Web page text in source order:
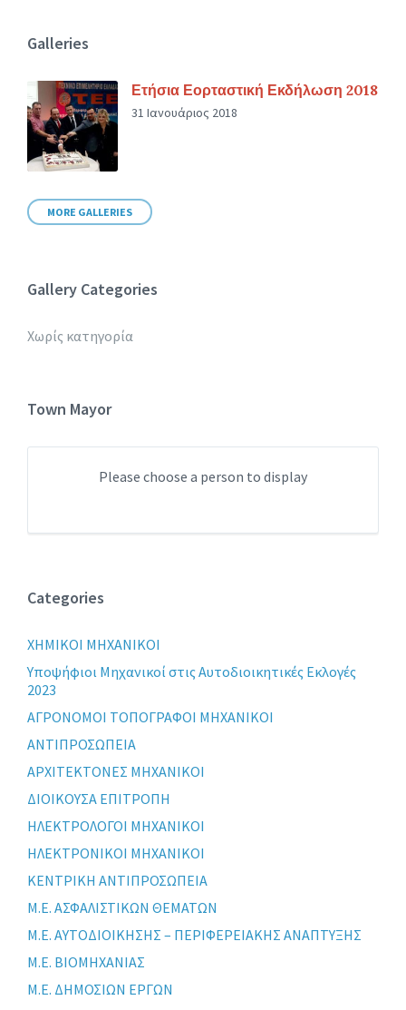
Galleries
Ετήσια Εορταστική Εκδήλωση 2018
31 Ιανουάριος 2018
MORE GALLERIES
Gallery Categories
Χωρίς κατηγορία
Town Mayor
Please choose a person to display
Categories
XHMIKOI MHXANIKOI
Yποψήφιοι Μηχανικοί στις Αυτοδιοικητικές Εκλογές
2023
ΑΓΡΟΝΟΜΟΙ ΤΟΠΟΓΡΑΦΟΙ ΜΗΧΑΝΙΚΟΙ
ΑΝΤΙΠΡΟΣΩΠΕΙΑ
ΑΡΧΙΤΕΚΤΟΝΕΣ ΜΗΧΑΝΙΚΟΙ
ΔΙΟΙΚΟΥΣΑ ΕΠΙΤΡΟΠΗ
ΗΛΕΚΤΡΟΛΟΓΟΙ ΜΗΧΑΝΙΚΟΙ
ΗΛΕΚΤΡΟΝΙΚΟΙ ΜΗΧΑΝΙΚΟΙ
ΚΕΝΤΡΙΚΗ ΑΝΤΙΠΡΟΣΩΠΕΙΑ
Μ.Ε. ΑΣΦΑΛΙΣΤΙΚΩΝ ΘΕΜΑΤΩΝ
Μ.Ε. ΑΥΤΟΔΙΟΙΚΗΣΗΣ – ΠΕΡΙΦΕΡΕΙΑΚΗΣ ΑΝΑΠΤΥΞΗΣ
Μ.Ε. ΒΙΟΜΗΧΑΝΙΑΣ
Μ.Ε. ΔΗΜΟΣΙΩΝ ΕΡΓΩΝ